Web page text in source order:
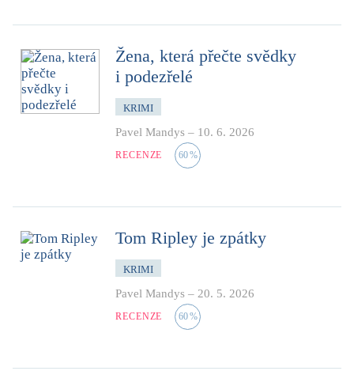
Žena, která přečte svědky
i podezřelé
KRIMI
Pavel Mandys – 10. 6. 2026
RECENZE 60%
Tom Ripley je zpátky
KRIMI
Pavel Mandys – 20. 5. 2026
RECENZE 60%